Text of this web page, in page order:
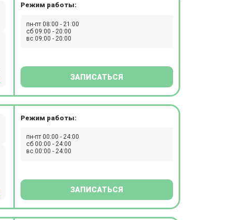
Режим работы:
пн-пт 08:00 - 21:00
сб 09:00 - 20:00
вс 09:00 - 20:00
ЗАПИСАТЬСЯ
Режим работы:
пн-пт 00:00 - 24:00
сб 00:00 - 24:00
вс 00:00 - 24:00
ЗАПИСАТЬСЯ